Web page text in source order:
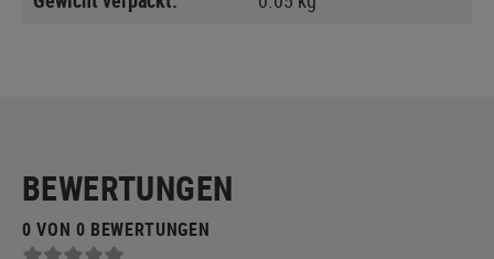
BEWERTUNGEN
0 VON 0 BEWERTUNGEN